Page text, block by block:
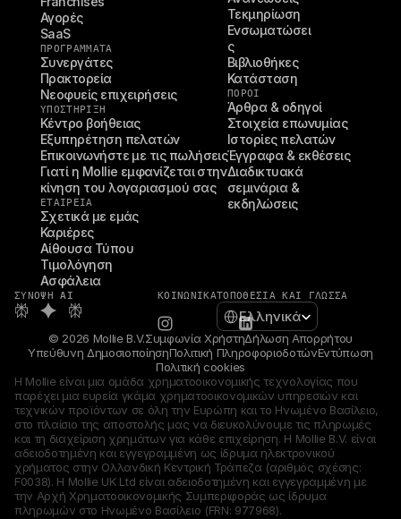
Αγορές
SaaS
ΠΡΟΓΡΑΜΜΑΤΑ
Συνεργάτες
Πρακτορεία
Νεοφυείς επιχειρήσεις
ΥΠΟΣΤΉΡΙΞΗ
Κέντρο βοήθειας
Εξυπηρέτηση πελατών
Επικοινωνήστε με τις πωλήσεις
Γιατί η Mollie εμφανίζεται στην
κίνηση του λογαριασμού σας
ΕΤΑΙΡΕΊΑ
Σχετικά με εμάς
Καριέρες
Αίθουσα Τύπου
Τιμολόγηση
Ασφάλεια
Τεκμηρίωση
Ενσωματώσει
ς
Βιβλιοθήκες
Κατάσταση
ΠΌΡΟΙ
Άρθρα & οδηγοί
Στοιχεία επωνυμίας
Ιστορίες πελατών
Έγγραφα & εκθέσεις
Διαδικτυακά
σεμινάρια &
εκδηλώσεις
ΣΎΝΟΨΗ AI ΚΟΙΝΩΝΙΚΆΤΟΠΟΘΕΣΊΑ ΚΑΙ ΓΛΏΣΣΑ
Select Language
Ελληνικά
© 2026 Mollie B.V.Συμφωνία ΧρήστηΔήλωση Απορρήτου
Υπεύθυνη ΔημοσιοποίησηΠολιτική ΠληροφοριοδοτώνΕντύπωση
Πολιτική cookies
Η Mollie είναι μια ομάδα χρηματοοικονομικής τεχνολογίας που
παρέχει μια ευρεία γκάμα χρηματοοικονομικών υπηρεσιών και
τεχνικών προϊόντων σε όλη την Ευρώπη και το Ηνωμένο Βασίλειο,
στο πλαίσιο της αποστολής μας να διευκολύνουμε τις πληρωμές
και τη διαχείριση χρημάτων για κάθε επιχείρηση. Η Mollie B.V. είναι
αδειοδοτημένη και εγγεγραμμένη ως ίδρυμα ηλεκτρονικού
χρήματος στην Ολλανδική Κεντρική Τράπεζα (αριθμός σχέσης:
F0038). Η Mollie UK Ltd είναι αδειοδοτημένη και εγγεγραμμένη με
την Αρχή Χρηματοοικονομικής Συμπεριφοράς ως ίδρυμα
πληρωμών στο Ηνωμένο Βασίλειο (FRN: 977968).